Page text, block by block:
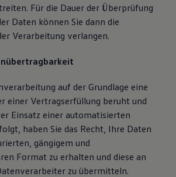
Für die Dauer der Überprüfung
Daten können Sie dann die
Verarbeitung verlangen.
auf der Grundlage eine
einer Vertragserfüllung beruht und
Einsatz einer automatisierten
haben Sie das Recht, Ihre Daten
gängigem und
Format zu erhalten und diese an
zu übermitteln.